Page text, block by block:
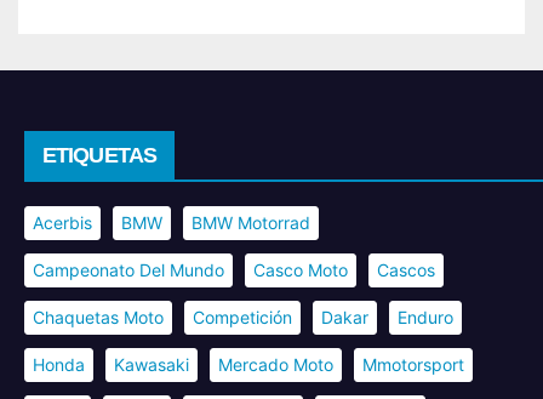
ETIQUETAS
Acerbis BMW BMW Motorrad
Campeonato Del Mundo Casco Moto Cascos
Chaquetas Moto Competición Dakar Enduro
Honda Kawasaki Mercado Moto Mmotorsport